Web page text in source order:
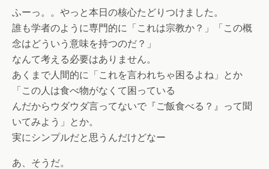
ふーっ。。やっと本日の核心たどりつけました。
誰も学者のように専門的に「これは宗教か？」「この概
念はどういう意味を持つのだ？」
なんて考える必要はありません。
あくまで人間的に「これを言われちゃ困るよね」とか
「この人は食べ物がなくて困っている
んだからウダウダ言ってないで『ご飯食べる？』って聞
いてみよう」とか。
実にシンプルだと思うんだけどなー
あ、そうだ。